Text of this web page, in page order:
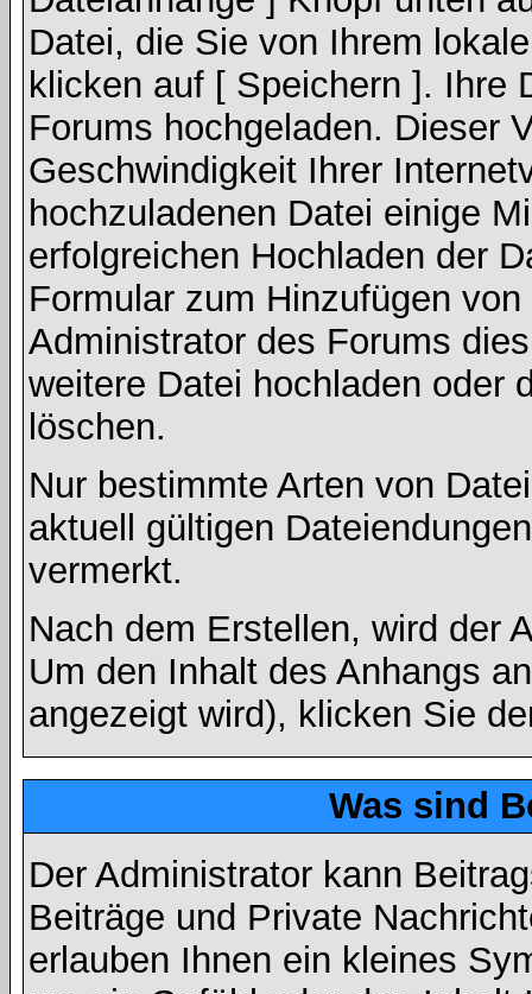
Datei, die Sie von Ihrem
klicken auf [ Speichern ]. Ihre
Forums hochgeladen. Dieser
Geschwindigkeit Ihrer
hochzuladenen Datei einige
erfolgreichen Hochladen der
Formular zum Hinzufügen
Administrator des Forums
weitere Datei hochladen oder
löschen.
Nur bestimmte Arten von
aktuell gültigen
vermerkt.
Nach dem Erstellen, wird der
Um den Inhalt des Anhangs
angezeigt wird), klicken Sie
Was sind
Der Administrator kann
Beiträge und Private
erlauben Ihnen ein kleines